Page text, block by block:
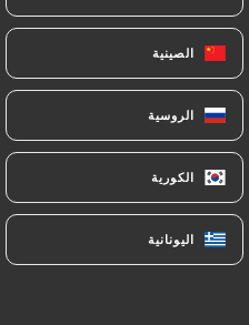
الصينية
الروسية
الكورية
اليونانية
الصينية
الروسية
الكورية
اليونانية